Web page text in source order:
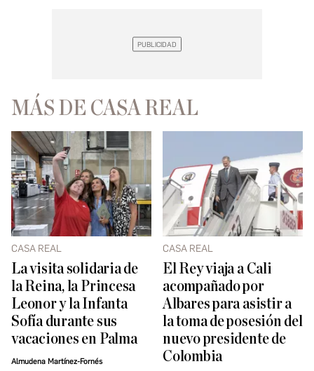
MÁS DE CASA REAL
CASA REAL
La visita solidaria de
la Reina, la Princesa
Leonor y la Infanta
Sofía durante sus
vacaciones en Palma
Almudena Martínez-Fornés
CASA REAL
El Rey viaja a Cali
acompañado por
Albares para asistir a
la toma de posesión del
nuevo presidente de
Colombia